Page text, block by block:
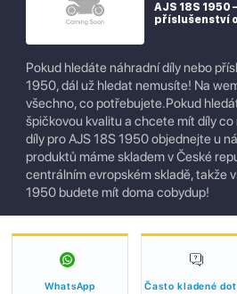
AJS 18S 1950
příslušenství
Pokud hledáte náhradní díly nebo
1950, dál už hledat nemusíte! Na
všechno, co potřebujete.Pokud
špičkovou kvalitu a chcete mít díly co
díly pro AJS 18S 1950 objednejte u
produktů máme skladem v České
centrálním evropském skladě, takže
1950 budete mít doma cobydup!
WhatsApp Často kladené